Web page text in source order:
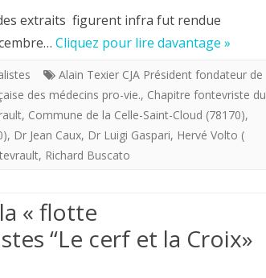
extraits figurent infra fut rendue
Cliquez pour lire davantage »
Alain Texier CJA Président fondateur de
des médecins pro-vie., Chapitre fontevriste du
, Commune de la Celle-Saint-Cloud (78170),
, Dr Jean Caux, Dr Luigi Gaspari, Hervé Volto (
, Richard Buscato
« flotte
“Le cerf et la Croix»